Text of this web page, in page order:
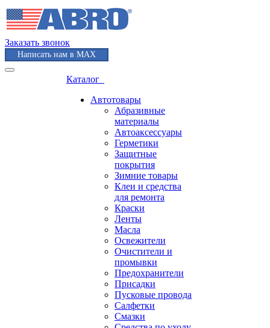
Заказать звонок
Написать нам в MAX
Каталог
Автотовары
Абразивные
материалы
Автоаксессуары
Герметики
Защитные
покрытия
Зимние товары
Клеи и средства
для ремонта
Краски
Ленты
Масла
Освежители
Очистители и
промывки
Предохранители
Присадки
Пусковые провода
Салфетки
Смазки